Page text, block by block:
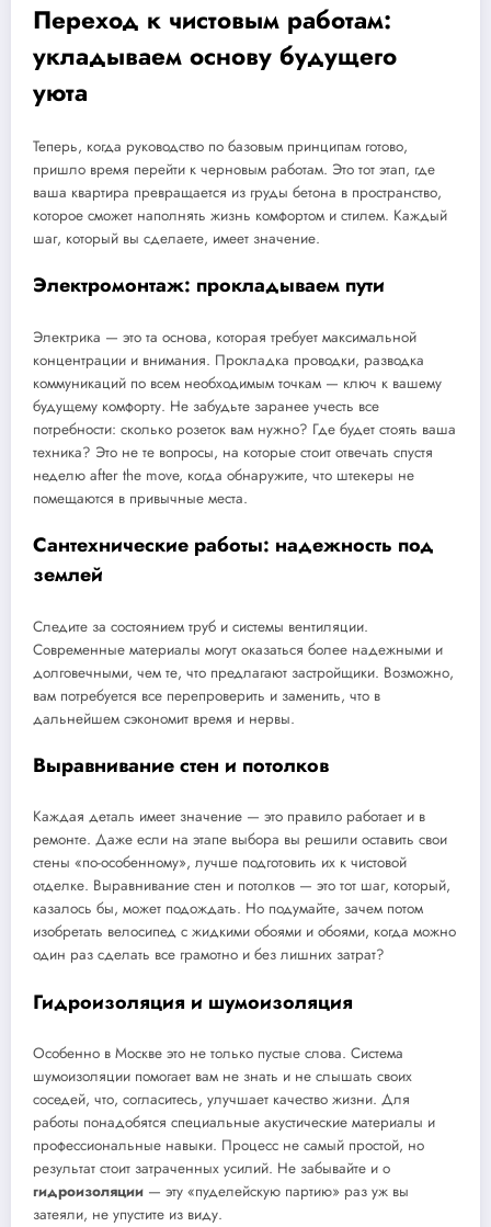
Переход к чистовым работам:
укладываем основу будущего
уюта
Теперь, когда руководство по базовым принципам готово,
пришло время перейти к черновым работам. Это тот этап, где
ваша квартира превращается из груды бетона в пространство,
которое сможет наполнять жизнь комфортом и стилем. Каждый
шаг, который вы сделаете, имеет значение.
Электромонтаж: прокладываем пути
Электрика — это та основа, которая требует максимальной
концентрации и внимания. Прокладка проводки, разводка
коммуникаций по всем необходимым точкам — ключ к вашему
будущему комфорту. Не забудьте заранее учесть все
потребности: сколько розеток вам нужно? Где будет стоять ваша
техника? Это не те вопросы, на которые стоит отвечать спустя
неделю after the move, когда обнаружите, что штекеры не
помещаются в привычные места.
Сантехнические работы: надежность под
землей
Следите за состоянием труб и системы вентиляции.
Современные материалы могут оказаться более надежными и
долговечными, чем те, что предлагают застройщики. Возможно,
вам потребуется все перепроверить и заменить, что в
дальнейшем сэкономит время и нервы.
Выравнивание стен и потолков
Каждая деталь имеет значение — это правило работает и в
ремонте. Даже если на этапе выбора вы решили оставить свои
стены «по-особенному», лучше подготовить их к чистовой
отделке. Выравнивание стен и потолков — это тот шаг, который,
казалось бы, может подождать. Но подумайте, зачем потом
изобретать велосипед с жидкими обоями и обоями, когда можно
один раз сделать все грамотно и без лишних затрат?
Гидроизоляция и шумоизоляция
Особенно в Москве это не только пустые слова. Система
шумоизоляции помогает вам не знать и не слышать своих
соседей, что, согласитесь, улучшает качество жизни. Для
работы понадобятся специальные акустические материалы и
профессиональные навыки. Процесс не самый простой, но
результат стоит затраченных усилий. Не забывайте и о
гидроизоляции — эту «пуделейскую партию» раз уж вы
затеяли, не упустите из виду.